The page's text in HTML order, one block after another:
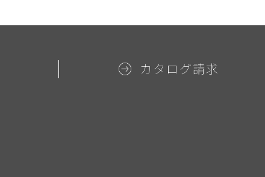
カタログ請求